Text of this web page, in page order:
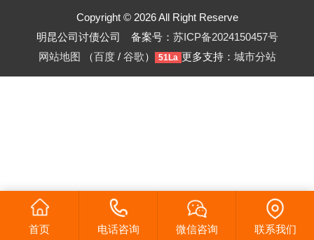
Copyright © 2026 All Right Reserve
明昆公司讨债公司 备案号： 苏ICP备2024150457号
网站地图 （百度/ 谷歌） 51La 更多支持： 城市分站
首页 电话咨询 微信咨询 联系我们